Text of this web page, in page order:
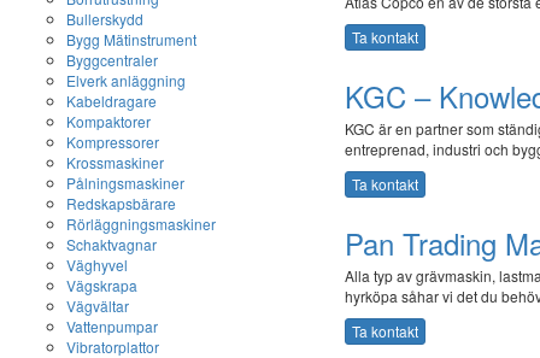
Bullerskydd
Bygg Mätinstrument
Byggcentraler
Elverk anläggning
Kabeldragare
Kompaktorer
Kompressorer
Krossmaskiner
Pålningsmaskiner
Redskapsbärare
Rörläggningsmaskiner
Schaktvagnar
Väghyvel
Vägskrapa
Vägvältar
Vattenpumpar
Vibratorplattor
Ta kontakt
KGC –
KGC är en partner som
entreprenad, industri och
Ta kontakt
Pan Trading
Alla typ av grävmaskin,
hyrköpa såhar vi det du
Ta kontakt